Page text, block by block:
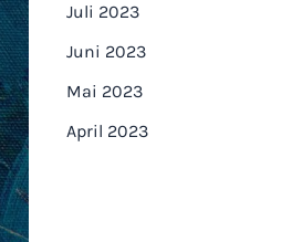
Juli 2023
Juni 2023
Mai 2023
April 2023